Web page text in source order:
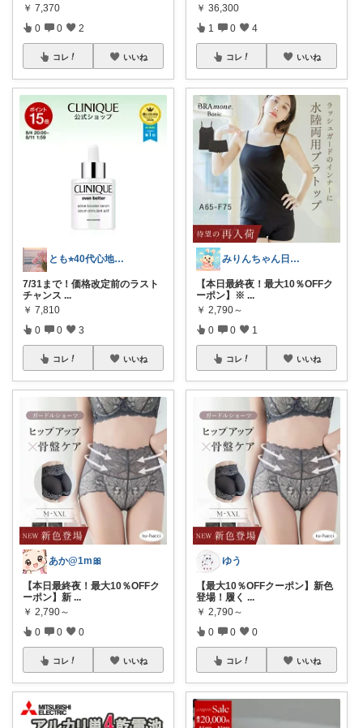
￥ 7,370
0 0 2
コレ いいね
とも⭐︎40代心地よい暮らしを目指して
7/31まで！価格改定前のラスト
チャンス ...
￥ 7,810
0 0 3
コレ いいね
あか@1m🎀
【本日最終夜！最大10％OFFク
ーポン】新 ...
￥ 2,790～
0 0 0
コレ いいね
￥ 36,300
1 0 4
コレ いいね
みりんちゃん日曜品専門店
【本日最終夜！最大10％OFFク
ーポン】※ ...
￥ 2,790～
0 0 1
コレ いいね
ゆう
【最大10％OFFクーポン】新色
登場！履く ...
￥ 2,790～
0 0 0
コレ いいね